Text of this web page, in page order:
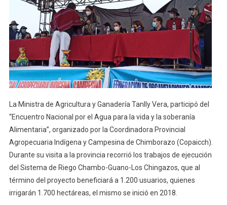
Del
Actual
Gobierno
Aseguró
Ministra
Tanlly
Vera
La Ministra de Agricultura y Ganadería Tanlly Vera, participó del
“Encuentro Nacional por el Agua para la vida y la soberanía
Alimentaria”, organizado por la Coordinadora Provincial
Agropecuaria Indígena y Campesina de Chimborazo (Copaicch).
Durante su visita a la provincia recorrió los trabajos de ejecución
del Sistema de Riego Chambo-Guano-Los Chingazos, que al
término del proyecto beneficiará a 1.200 usuarios, quienes
irrigarán 1.700 hectáreas, el mismo se inició en 2018.